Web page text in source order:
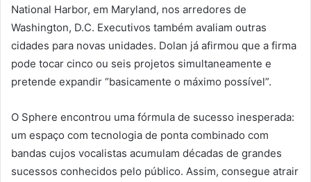
National Harbor, em Maryland, nos arredores de
Washington, D.C. Executivos também avaliam outras
cidades para novas unidades. Dolan já afirmou que a firma
pode tocar cinco ou seis projetos simultaneamente e
pretende expandir “basicamente o máximo possível”.
O Sphere encontrou uma fórmula de sucesso inesperada:
um espaço com tecnologia de ponta combinado com
bandas cujos vocalistas acumulam décadas de grandes
sucessos conhecidos pelo público. Assim, consegue atrair